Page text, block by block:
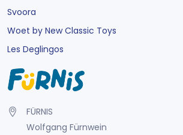
Svoora
Woet by New Classic Toys
Les Deglingos
FÜRNIS
Wolfgang Fürnwein